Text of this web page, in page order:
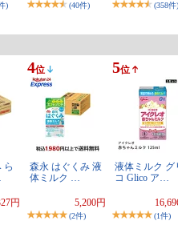
) (40件) (358件)
ら
円
4位
森永 はぐくみ 液
体ミルク …
5,200円
(2件)
5位
液体ミルク グ
コ Glico ア…
(1件)